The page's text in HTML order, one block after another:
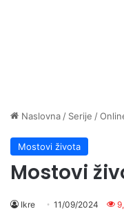
Naslovna / Serije /
Mostovi života
Mostovi
Ikre 11/09/2024